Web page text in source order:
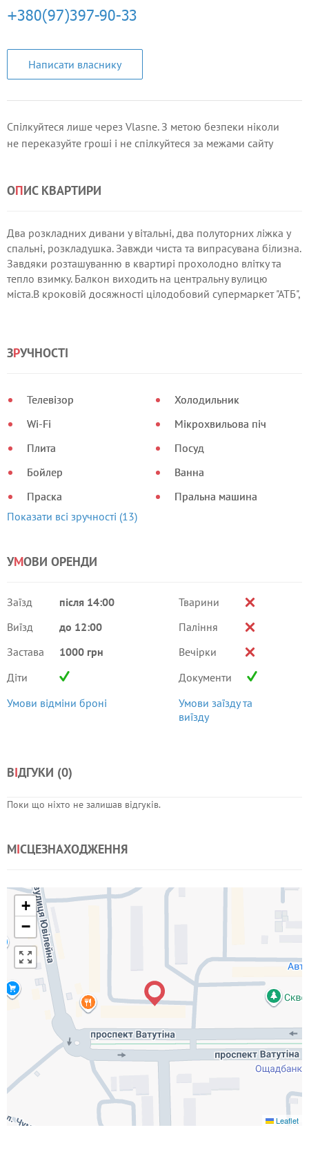
Написати власнику
Спілкуйтеся лише через Vlasne. З метою безпеки ніколи
не переказуйте гроші і не спілкуйтеся за межами сайту
ОПИС КВАРТИРИ
Два розкладних дивани у вітальні, два полуторних ліжка у
спальні, розкладушка. Завжди чиста та випрасувана білизна.
Завдяки розташуванню в квартирі прохолодно влітку та
тепло взимку. Балкон виходить на центральну вулицю
міста.В кроковій досяжності цілодобовий супермаркет "АТБ",
ЗРУЧНОСТІ
Телевізор
Wi-Fi
Плита
Бойлер
Праска
Холодильник
Мікрохвильова піч
Посуд
Ванна
Пральна машина
Показати всі зручності (13)
УМОВИ ОРЕНДИ
Заїзд
після 14:00
Виїзд
до 12:00
Застава
1000 грн
Діти
Умови відміни броні
Тварини
Паління
Вечірки
Документи
Умови заїзду та
виїзду
ВІДГУКИ (0)
Поки що ніхто не залишав відгуків.
МІСЦЕЗНАХОДЖЕННЯ
+
−
Leaflet